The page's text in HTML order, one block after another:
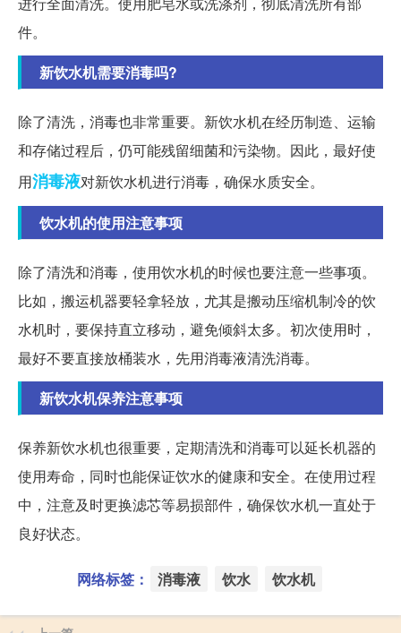
件。
新饮水机需要消毒吗?
除了清洗，消毒也非常重要。新饮水机在经历制造、运输
和存储过程后，仍可能残留细菌和污染物。因此，最好使
用消毒液对新饮水机进行消毒，确保水质安全。
饮水机的使用注意事项
除了清洗和消毒，使用饮水机的时候也要注意一些事项。
比如，搬运机器要轻拿轻放，尤其是搬动压缩机制冷的饮
水机时，要保持直立移动，避免倾斜太多。初次使用时，
最好不要直接放桶装水，先用消毒液清洗消毒。
新饮水机保养注意事项
保养新饮水机也很重要，定期清洗和消毒可以延长机器的
使用寿命，同时也能保证饮水的健康和安全。在使用过程
中，注意及时更换滤芯等易损部件，确保饮水机一直处于
良好状态。
网络标签： 消毒液 饮水 饮水机